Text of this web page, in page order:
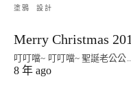
塗鴉 設計
Merry Christmas
叮叮噹~ 叮叮噹~ 聖誕老公公...
8 年 ago